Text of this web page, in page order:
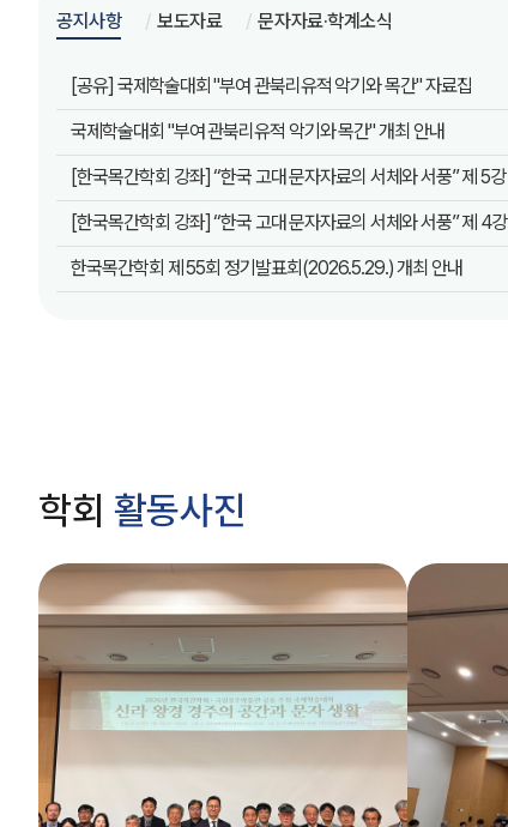
공지사항 보도자료 문자자료·학계소식
[공유] 국제학술대회 "부여 관북리유적 악기와 목간" 자료집
국제학술대회 "부여 관북리유적 악기와 목간" 개최 안내
[한국목간학회 강좌] “한국 고대 문자자료의 서체와 서풍” 제 5강
[한국목간학회 강좌] “한국 고대 문자자료의 서체와 서풍” 제 4강
한국목간학회 제 55회 정기발표회(2026.5.29.) 개최 안내
학회 활동사진